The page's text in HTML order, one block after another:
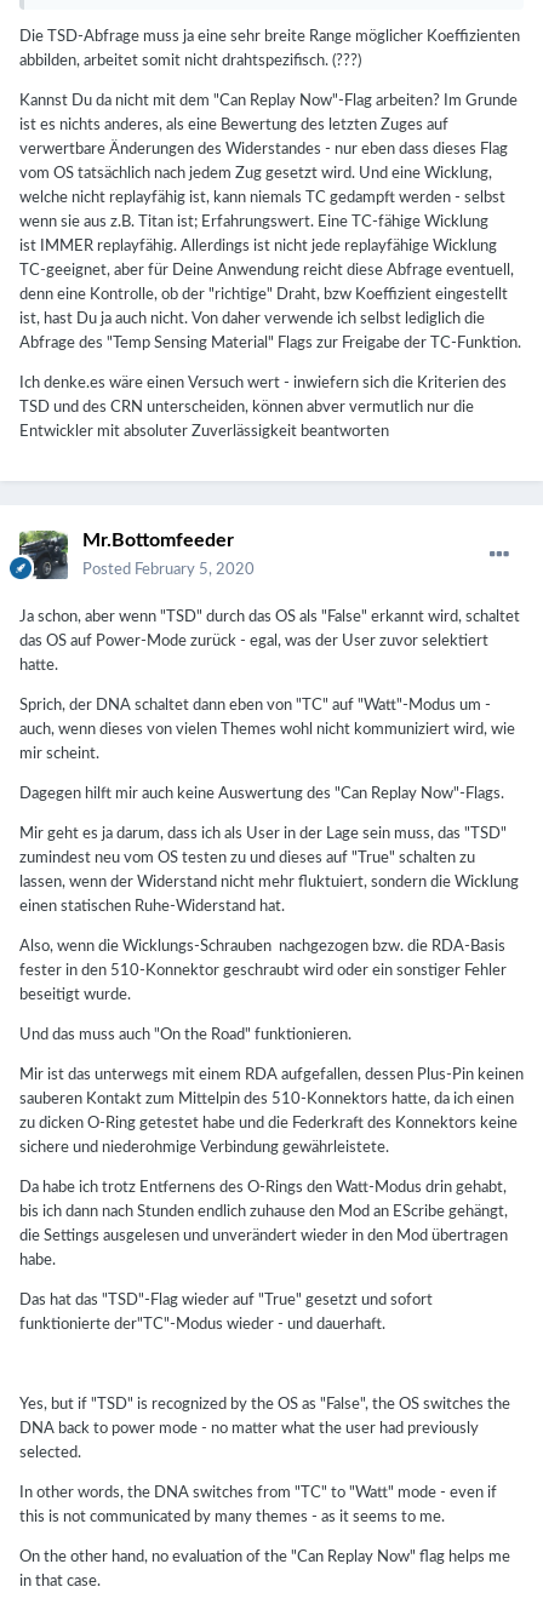
Die TSD-Abfrage muss ja eine sehr breite Range möglicher Koeffizienten
abbilden, arbeitet somit nicht drahtspezifisch. (???)
Kannst Du da nicht mit dem "Can Replay Now"-Flag arbeiten? Im Grunde
ist es nichts anderes, als eine Bewertung des letzten Zuges auf
verwertbare Änderungen des Widerstandes - nur eben dass dieses Flag
vom OS tatsächlich nach jedem Zug gesetzt wird. Und eine Wicklung,
welche nicht replayfähig ist, kann niemals TC gedampft werden - selbst
wenn sie aus z.B. Titan ist; Erfahrungswert. Eine TC-fähige Wicklung
ist IMMER replayfähig. Allerdings ist nicht jede replayfähige Wicklung
TC-geeignet, aber für Deine Anwendung reicht diese Abfrage eventuell,
denn eine Kontrolle, ob der "richtige" Draht, bzw Koeffizient eingestellt
ist, hast Du ja auch nicht. Von daher verwende ich selbst lediglich die
Abfrage des "Temp Sensing Material" Flags zur Freigabe der TC-Funktion.
Ich denke.es wäre einen Versuch wert - inwiefern sich die Kriterien des
TSD und des CRN unterscheiden, können abver vermutlich nur die
Entwickler mit absoluter Zuverlässigkeit beantworten
Mr.Bottomfeeder
Posted February 5, 2020
Ja schon, aber wenn "TSD" durch das OS als "False" erkannt wird, schaltet
das OS auf Power-Mode zurück - egal, was der User zuvor selektiert
hatte.
Sprich, der DNA schaltet dann eben von "TC" auf "Watt"-Modus um -
auch, wenn dieses von vielen Themes wohl nicht kommuniziert wird, wie
mir scheint.
Dagegen hilft mir auch keine Auswertung des "Can Replay Now"-Flags.
Mir geht es ja darum, dass ich als User in der Lage sein muss, das "TSD"
zumindest neu vom OS testen zu und dieses auf "True" schalten zu
lassen, wenn der Widerstand nicht mehr fluktuiert, sondern die Wicklung
einen statischen Ruhe-Widerstand hat.
Also, wenn die Wicklungs-Schrauben nachgezogen bzw. die RDA-Basis
fester in den 510-Konnektor geschraubt wird oder ein sonstiger Fehler
beseitigt wurde.
Und das muss auch "On the Road" funktionieren.
Mir ist das unterwegs mit einem RDA aufgefallen, dessen Plus-Pin keinen
sauberen Kontakt zum Mittelpin des 510-Konnektors hatte, da ich einen
zu dicken O-Ring getestet habe und die Federkraft des Konnektors keine
sichere und niederohmige Verbindung gewährleistete.
Da habe ich trotz Entfernens des O-Rings den Watt-Modus drin gehabt,
bis ich dann nach Stunden endlich zuhause den Mod an EScribe gehängt,
die Settings ausgelesen und unverändert wieder in den Mod übertragen
habe.
Das hat das "TSD"-Flag wieder auf "True" gesetzt und sofort
funktionierte der"TC"-Modus wieder - und dauerhaft.
Yes, but if "TSD" is recognized by the OS as "False", the OS switches the
DNA back to power mode - no matter what the user had previously
selected.
In other words, the DNA switches from "TC" to "Watt" mode - even if
this is not communicated by many themes - as it seems to me.
On the other hand, no evaluation of the "Can Replay Now" flag helps me
in that case.